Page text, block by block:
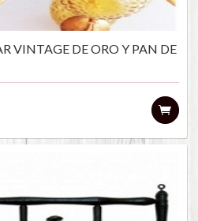
VINTAGE DE ORO Y PAN DE